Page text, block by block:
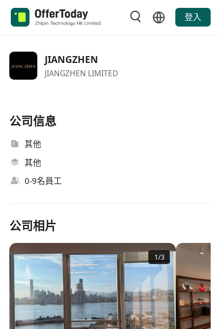
登入
JIANGZHEN
JIANGZHEN LIMITED
公司信息
其他
其他
0-9名員工
公司相片
1/3